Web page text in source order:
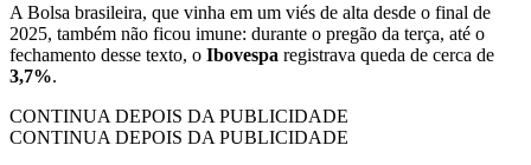
A Bolsa brasileira, que vinha em um viés de alta desde o final de
2025, também não ficou imune: durante o pregão da terça, até o
fechamento desse texto, o Ibovespa registrava queda de cerca de
3,7%.
CONTINUA DEPOIS DA PUBLICIDADE
CONTINUA DEPOIS DA PUBLICIDADE